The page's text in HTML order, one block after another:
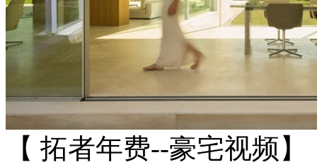
【 拓者年费--豪宅视频】